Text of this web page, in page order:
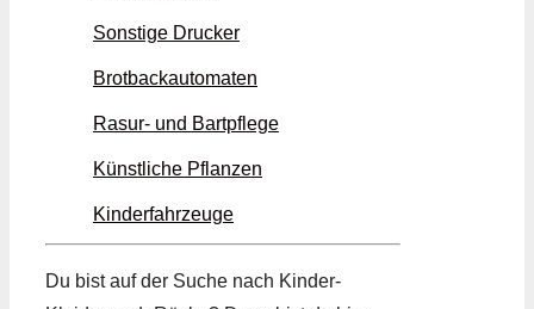
Sonstige Drucker
Brotbackautomaten
Rasur- und Bartpflege
Künstliche Pflanzen
Kinderfahrzeuge
Du bist auf der Suche nach Kinder-